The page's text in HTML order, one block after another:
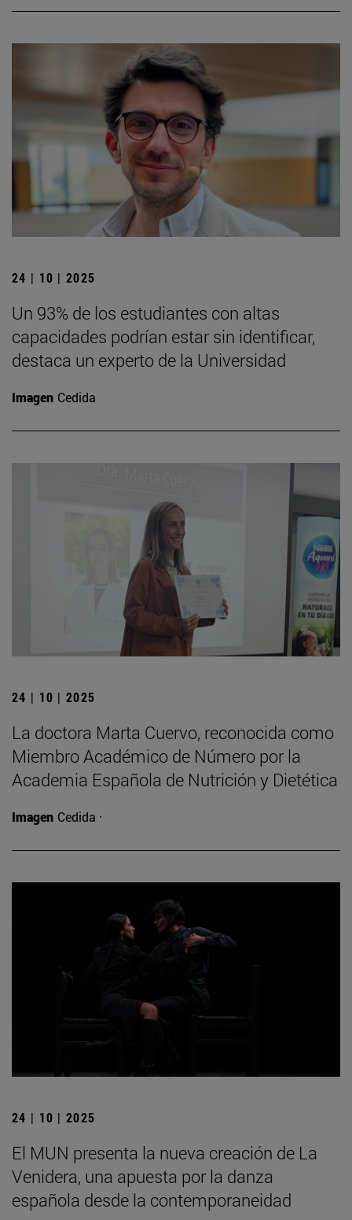
24 | 10 | 2025
Un 93% de los estudiantes con altas
capacidades podrían estar sin identificar,
destaca un experto de la Universidad
Imagen Cedida
24 | 10 | 2025
La doctora Marta Cuervo, reconocida como
Miembro Académico de Número por la
Academia Española de Nutrición y Dietética
Imagen Cedida ·
24 | 10 | 2025
El MUN presenta la nueva creación de La
Venidera, una apuesta por la danza
española desde la contemporaneidad